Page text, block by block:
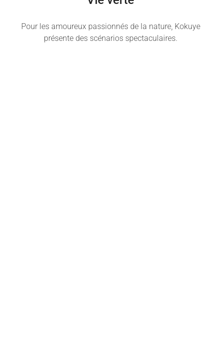
Pour les amoureux passionnés de la nature, Kokuye
présente des scénarios spectaculaires.